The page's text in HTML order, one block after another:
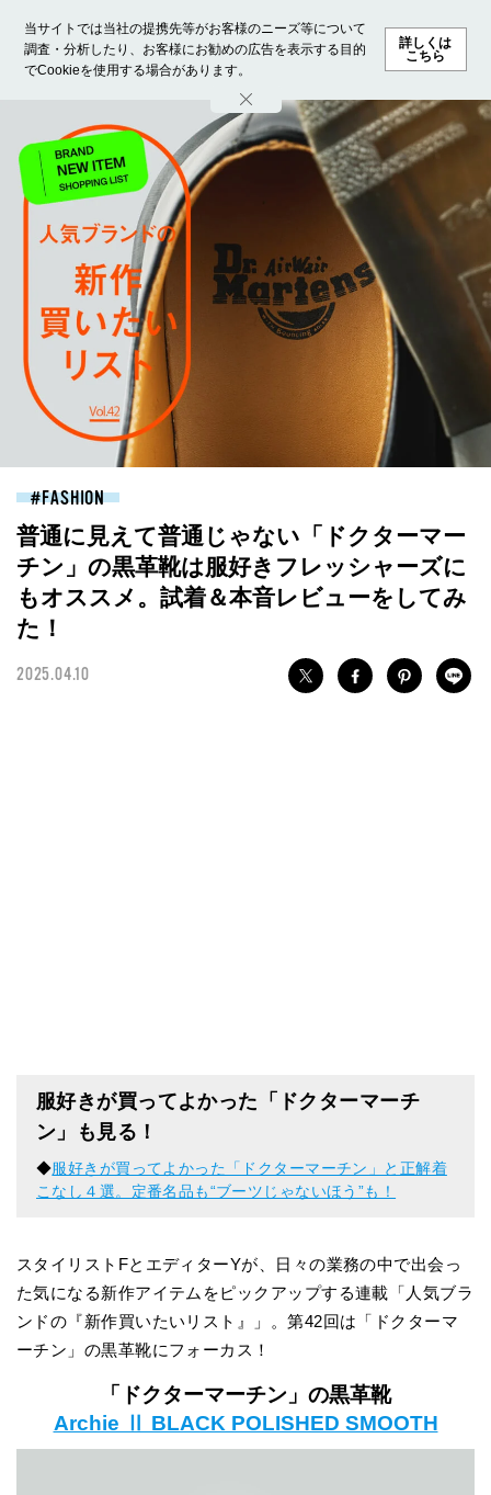
当サイトでは当社の提携先等がお客様のニーズ等について
調査・分析したり、お客様にお勧めの広告を表示する目的
でCookieを使用する場合があります。
詳しくは
こちら
ホーム モデル募集 ランキング ファッション ビューテ
FASHION
普通に見えて普通じゃない「ドクターマー
チン」の黒革靴は服好きフレッシャーズに
もオススメ。試着＆本音レビューをしてみ
た！
2025.04.10
服好きが買ってよかった「ドクターマーチ
ン」も見る！
◆服好きが買ってよかった「ドクターマーチン」と正解着
こなし４選。定番名品も“ブーツじゃないほう”も！
スタイリストFとエディターYが、日々の業務の中で出会っ
た気になる新作アイテムをピックアップする連載「人気ブラ
ンドの『新作買いたいリスト』」。第42回は「ドクターマ
ーチン」の黒革靴にフォーカス！
「ドクターマーチン」の黒革靴
Archie Ⅱ BLACK POLISHED SMOOTH